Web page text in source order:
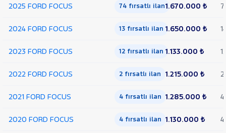
TRANSIT
CUSTOM
HONDA
Iveco
2025 FORD FOCUS 74 fırsatlı ilan1.670.000 ₺
2024 FORD FOCUS 13 fırsatlı ilan 1.650.000 ₺
2023 FORD FOCUS 12 fırsatlı ilan 1.133.000 ₺
2022 FORD FOCUS 2 fırsatlı ilan 1.215.000 ₺ 2
2021 FORD FOCUS 4 fırsatlı ilan 1.285.000 ₺ 4
2020 FORD FOCUS 4 fırsatlı ilan 1.130.000 ₺ 4